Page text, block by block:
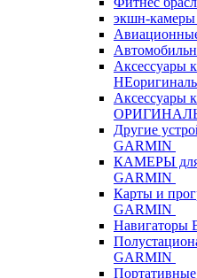
экшн-камеры
Аксессуары
Аксессуары
Другие
GARMIN
КАМЕРЫ для
GARMIN
Карты и
GARMIN
Навигаторы
GARMIN